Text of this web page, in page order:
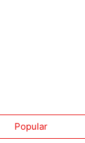
Popular